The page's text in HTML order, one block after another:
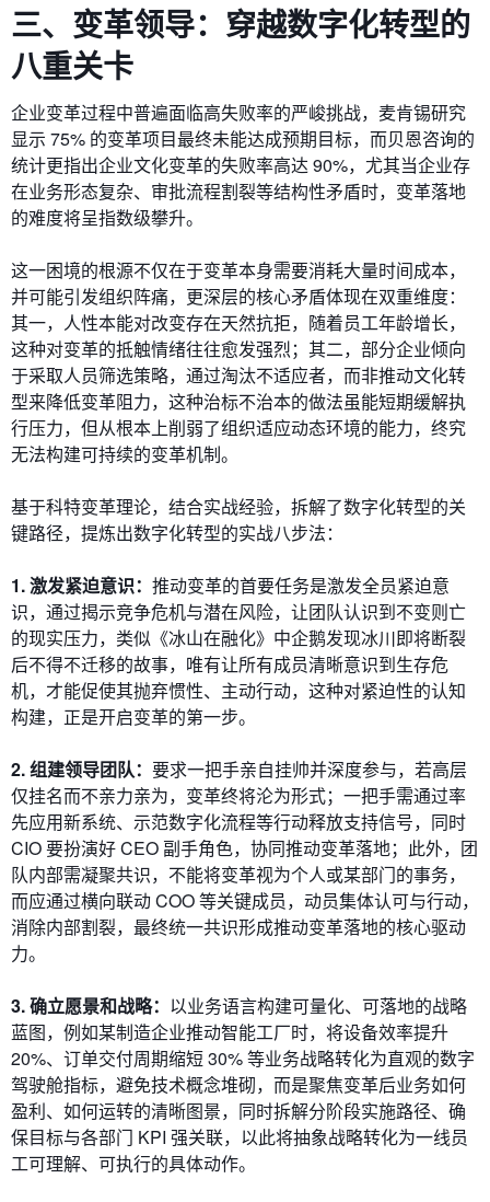
三、 变革领导： 穿越数字化转型的
八重关卡
企业变革过程中普遍面临高失败率的严峻挑战，麦肯锡研究
显示 75% 的变革项目最终未能达成预期目标，而贝恩咨询的
统计更指出企业文化变革的失败率高达 90%，尤其当企业存
在业务形态复杂、审批流程割裂等结构性矛盾时，变革落地
的难度将呈指数级攀升。
这一困境的根源不仅在于变革本身需要消耗大量时间成本，
并可能引发组织阵痛，更深层的核心矛盾体现在双重维度：
其一，人性本能对改变存在天然抗拒，随着员工年龄增长，
这种对变革的抵触情绪往往愈发强烈；其二，部分企业倾向
于采取人员筛选策略，通过淘汰不适应者，而非推动文化转
型来降低变革阻力，这种治标不治本的做法虽能短期缓解执
行压力，但从根本上削弱了组织适应动态环境的能力，终究
无法构建可持续的变革机制。
基于科特变革理论，结合实战经验，拆解了数字化转型的关
键路径，提炼出数字化转型的实战八步法：
1. 激发紧迫意识： 推动变革的首要任务是激发全员紧迫意
识，通过揭示竞争危机与潜在风险，让团队认识到不变则亡
的现实压力，类似 《冰山在融化》 中企鹅发现冰川即将断裂
后不得不迁移的故事，唯有让所有成员清晰意识到生存危
机，才能促使其抛弃惯性、主动行动，这种对紧迫性的认知
构建，正是开启变革的第一步。
2. 组建领导团队： 要求一把手亲自挂帅并深度参与，若高层
仅挂名而不亲力亲为，变革终将沦为形式；一把手需通过率
先应用新系统、示范数字化流程等行动释放支持信号，同时
CIO 要扮演好 CEO 副手角色，协同推动变革落地；此外，团
队内部需凝聚共识，不能将变革视为个人或某部门的事务，
而应通过横向联动 COO 等关键成员，动员集体认可与行动，
消除内部割裂，最终统一共识形成推动变革落地的核心驱动
力。
3. 确立愿景和战略： 以业务语言构建可量化、可落地的战略
蓝图，例如某制造企业推动智能工厂时，将设备效率提升
20%、订单交付周期缩短 30% 等业务战略转化为直观的数字
驾驶舱指标，避免技术概念堆砌，而是聚焦变革后业务如何
盈利、如何运转的清晰图景，同时拆解分阶段实施路径、确
保目标与各部门 KPI 强关联，以此将抽象战略转化为一线员
工可理解、可执行的具体动作。